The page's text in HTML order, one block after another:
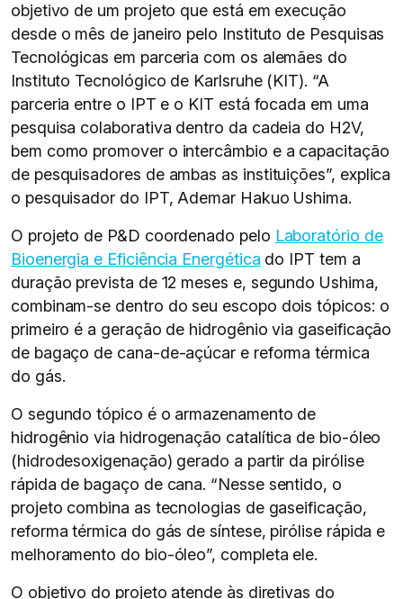
objetivo de um projeto que está em execução
desde o mês de janeiro pelo Instituto de Pesquisas
Tecnológicas em parceria com os alemães do
Instituto Tecnológico de Karlsruhe (KIT). “A
parceria entre o IPT e o KIT está focada em uma
pesquisa colaborativa dentro da cadeia do H2V,
bem como promover o intercâmbio e a capacitação
de pesquisadores de ambas as instituições”, explica
o pesquisador do IPT, Ademar Hakuo Ushima.
O projeto de P&D coordenado pelo Laboratório de
Bioenergia e Eficiência Energética do IPT tem a
duração prevista de 12 meses e, segundo Ushima,
combinam-se dentro do seu escopo dois tópicos: o
primeiro é a geração de hidrogênio via gaseificação
de bagaço de cana-de-açúcar e reforma térmica
do gás.
O segundo tópico é o armazenamento de
hidrogênio via hidrogenação catalítica de bio-óleo
(hidrodesoxigenação) gerado a partir da pirólise
rápida de bagaço de cana. “Nesse sentido, o
projeto combina as tecnologias de gaseificação,
reforma térmica do gás de síntese, pirólise rápida e
melhoramento do bio-óleo”, completa ele.
O objetivo do projeto atende às diretivas do